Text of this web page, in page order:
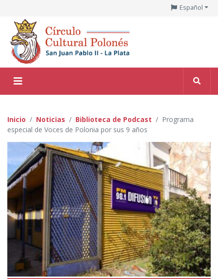
Español
Inicio Noticias Biblioteca de Podcast
Programa
especial de Voces de Polonia por sus 9 años